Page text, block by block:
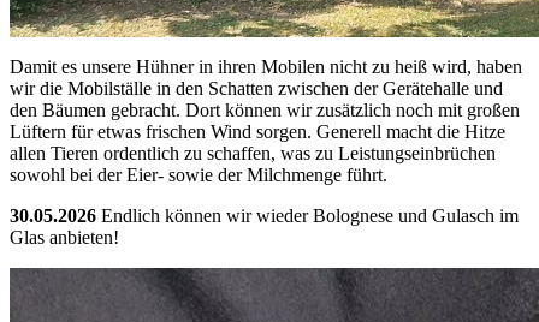
Damit es unsere Hühner in ihren Mobilen nicht zu heiß wird, haben
wir die Mobilställe in den Schatten zwischen der Gerätehalle und
den Bäumen gebracht. Dort können wir zusätzlich noch mit großen
Lüftern für etwas frischen Wind sorgen. Generell macht die Hitze
allen Tieren ordentlich zu schaffen, was zu Leistungseinbrüchen
sowohl bei der Eier- sowie der Milchmenge führt.
30.05.2026 Endlich können wir wieder Bolognese und Gulasch im
Glas anbieten!